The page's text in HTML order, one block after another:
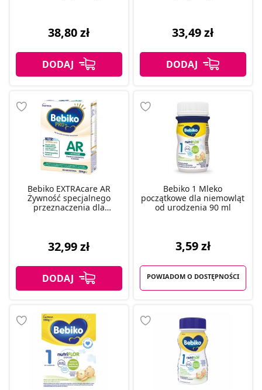
38,80 zł 33,49 zł
Bebiko EXTRAcare AR
Żywność specjalnego
przeznaczenia dla
32,99 zł
Bebiko 1 Mleko
początkowe dla niemowląt
od urodzenia 90 ml
3,59 zł
POWIADOM O DOSTĘPNOŚCI